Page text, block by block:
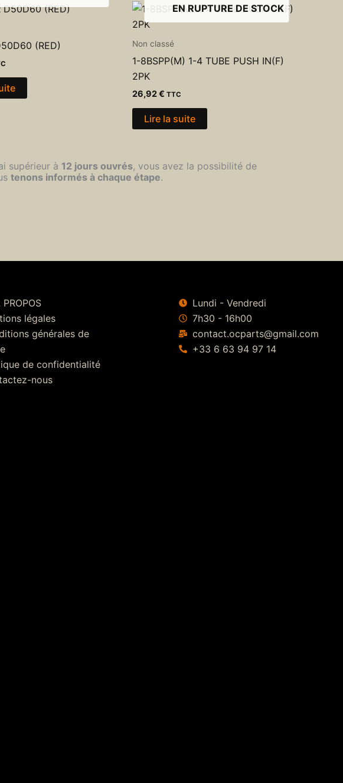
(RED)
EN RUPTURE DE STOCK
Non classé
1-8BSPP(M) 1-4 TUBE PUSH IN(F)
2PK
26,92€ TTC
Lire la suite
supérieur à 12 jours ouvrés, vous avez la possibilité de
tenons informés à chaque étape.
PROPOS
légales
générales de
de confidentialité
nous
Lundi - Vendredi
7h30 - 16h00
contact.ocparts@gmail.com
+33 6 63 94 97 14